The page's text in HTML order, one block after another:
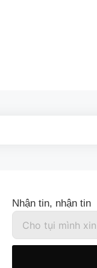
Nhận tin, nhận tin